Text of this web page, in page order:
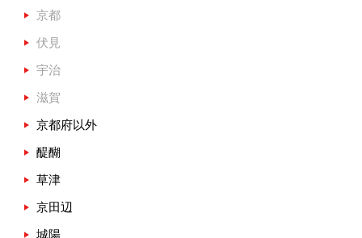
京都
伏見
宇治
滋賀
京都府以外
醍醐
草津
京田辺
城陽